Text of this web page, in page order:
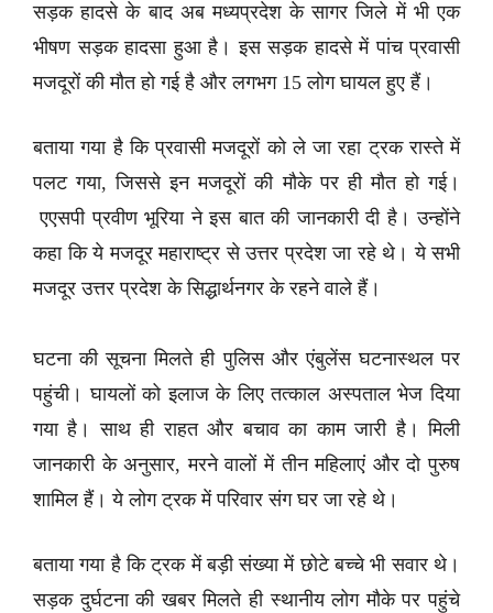
सड़क हादसे के बाद अब मध्यप्रदेश के सागर जिले में भी एक
भीषण सड़क हादसा हुआ है। इस सड़क हादसे में पांच प्रवासी
मजदूरों की मौत हो गई है और लगभग 15 लोग घायल हुए हैं।
बताया गया है कि प्रवासी मजदूरों को ले जा रहा ट्रक रास्ते में
पलट गया, जिससे इन मजदूरों की मौके पर ही मौत हो गई।
एएसपी प्रवीण भूरिया ने इस बात की जानकारी दी है। उन्होंने
कहा कि ये मजदूर महाराष्ट्र से उत्तर प्रदेश जा रहे थे। ये सभी
मजदूर उत्तर प्रदेश के सिद्धार्थनगर के रहने वाले हैं।
घटना की सूचना मिलते ही पुलिस और एंबुलेंस घटनास्थल पर
पहुंची। घायलों को इलाज के लिए तत्काल अस्पताल भेज दिया
गया है। साथ ही राहत और बचाव का काम जारी है। मिली
जानकारी के अनुसार, मरने वालों में तीन महिलाएं और दो पुरुष
शामिल हैं। ये लोग ट्रक में परिवार संग घर जा रहे थे।
बताया गया है कि ट्रक में बड़ी संख्या में छोटे बच्चे भी सवार थे।
सड़क दुर्घटना की खबर मिलते ही स्थानीय लोग मौके पर पहुंचे